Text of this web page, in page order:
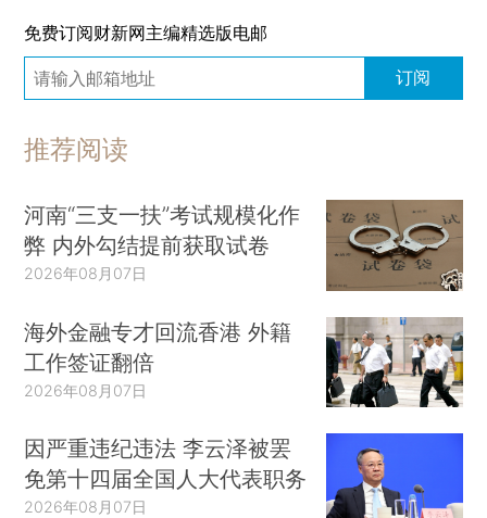
免费订阅财新网主编精选版电邮
订阅
推荐阅读
河南“三支一扶”考试规模化作
弊 内外勾结提前获取试卷
2026年08月07日
海外金融专才回流香港 外籍
工作签证翻倍
2026年08月07日
因严重违纪违法 李云泽被罢
免第十四届全国人大代表职务
2026年08月07日